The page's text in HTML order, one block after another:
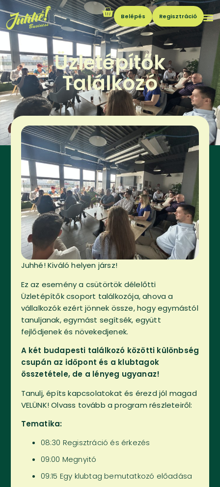
Belépés Regisztráció
Üzletépítők
Találkozó
Juhhé! Kiváló helyen jársz!
Ez az esemény a csütörtök délelőtti
Üzletépítők csoport találkozója, ahova a
vállalkozók ezért jönnek össze, hogy egymástól
tanuljanak, egymást segítsék, együtt
fejlődjenek és növekedjenek.
A két budapesti találkozó közötti különbség
csupán az időpont és a klubtagok
összetétele, de a lényeg ugyanaz!
Tanulj, építs kapcsolatokat és érezd jól magad
VELÜNK! Olvass tovább a program részleteiről:
Tematika:
08:30 Regisztráció és érkezés
09:00 Megnyitó
09:15 Egy klubtag bemutatkozó előadása